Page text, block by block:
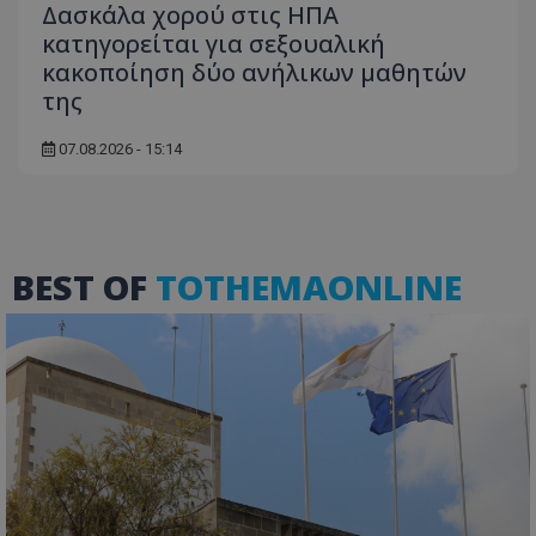
Δασκάλα χορού στις ΗΠΑ
κατηγορείται για σεξουαλική
κακοποίηση δύο ανήλικων μαθητών
της
07.08.2026 - 15:14
BEST OF TOTHEMAONLINE
VISITOR_PRIVACY_METADATA YouTube